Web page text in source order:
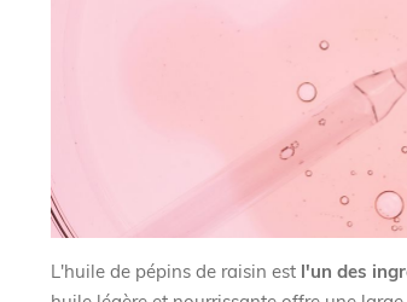
L'huile de pépins de raisin est l'un des